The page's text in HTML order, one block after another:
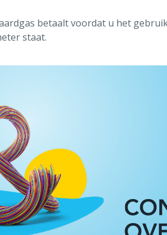
betaalt voordat u het
staat.